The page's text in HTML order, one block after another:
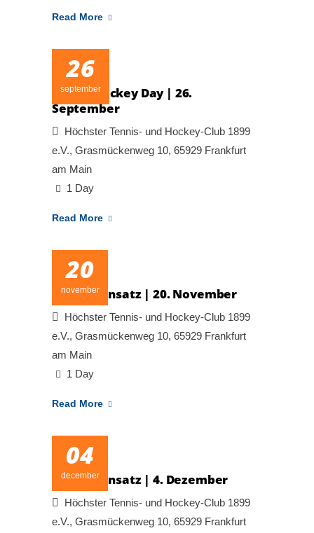
Read More
26
september
Happy Hockey Day | 26.
September
Höchster Tennis- und Hockey-Club 1899
e.V., Grasmückenweg 10, 65929 Frankfurt
am Main
1 Day
Read More
20
november
Arbeitseinsatz | 20. November
Höchster Tennis- und Hockey-Club 1899
e.V., Grasmückenweg 10, 65929 Frankfurt
am Main
1 Day
Read More
04
december
Arbeitseinsatz | 4. Dezember
Höchster Tennis- und Hockey-Club 1899
e.V., Grasmückenweg 10, 65929 Frankfurt